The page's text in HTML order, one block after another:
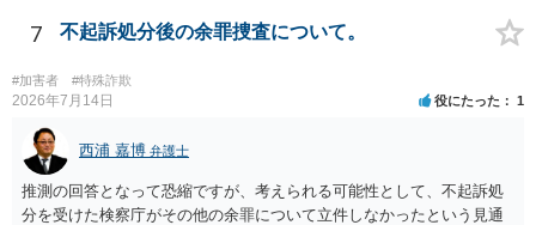
7 不起訴処分後の余罪捜査について。
#加害者 #特殊詐欺
2026年7月14日 役にたった 1
西浦 嘉博 弁護士
推測の回答となって恐縮ですが、考えられる可能性として、不起訴処
分を受けた検察庁がその他の余罪について立件しなかったという見通